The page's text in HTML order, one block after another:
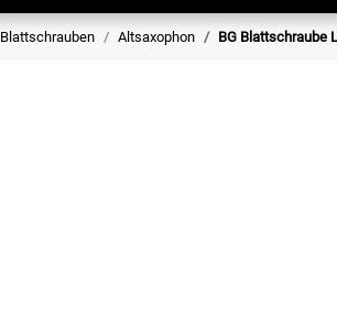
Blattschrauben Altsaxophon BG Blattschraube